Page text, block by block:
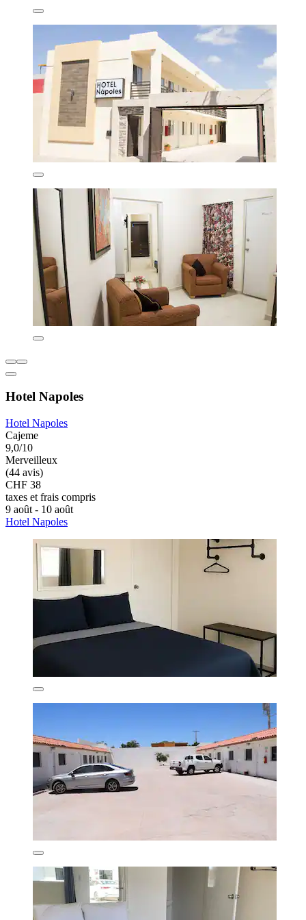
Hotel Napoles
Hotel Napoles
Cajeme
9,0/10
Merveilleux
(44 avis)
CHF 38
taxes et frais compris
9 août - 10 août
Hotel Napoles